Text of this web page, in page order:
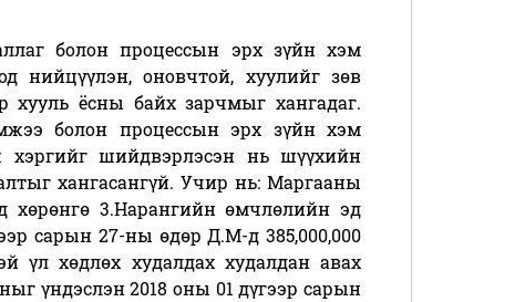
болон процессын эрх зүйн хэм
нийцүүлэн, оновчтой, хуулийг зөв
ёсны байх зарчмыг хангадаг.
болон процессын эрх зүйн хэм
шийдвэрлэсэн нь шүүхийн
хангасангүй. Учир нь: Маргааны
хөрөнгө 3.Нарангийн өмчлөлийн эд
сарын 27-ны өдөр Д.М-д 385,000,000
үл хөдлөх худалдах худалдан авах
үндэслэн 2018 оны 01 дүгээр сарын